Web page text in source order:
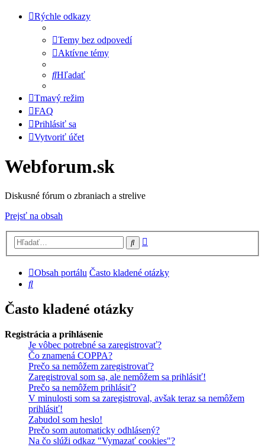
Rýchle odkazy
Temy bez odpovedí
Aktívne témy
Hľadať
Tmavý režim
FAQ
Prihlásiť sa
Vytvoriť účet
Webforum.sk
Diskusné fórum o zbraniach a strelive
Prejsť na obsah
Hľadať
Obsah portálu Často kladené otázky
Hľadať
Často kladené otázky
Registrácia a prihlásenie
Je vôbec potrebné sa zaregistrovať?
Čo znamená COPPA?
Prečo sa nemôžem zaregistrovať?
Zaregistroval som sa, ale nemôžem sa prihlásiť!
Prečo sa nemôžem prihlásiť?
V minulosti som sa zaregistroval, avšak teraz sa nemôžem
prihlásiť!
Zabudol som heslo!
Prečo som automaticky odhlásený?
Na čo slúži odkaz "Vymazať cookies"?